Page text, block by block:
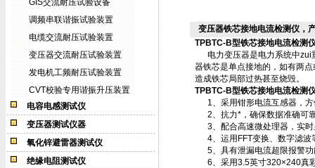
GIS交流耐压试验设备
调频串联谐振试验装置
电缆交流耐压试验装置
变压器交流耐压试验装置
发电机工频耐压试验装置
CVT校验专用谐振升压装置
电容电感测试仪
变压器测试仪器
氧化锌避雷器测试仪
绝缘电阻测试仪
变压器铁芯接地电流检测仪，
TPBTC-B型铁芯接地电流检测
电力变压器是电力系统中zui
器铁芯是单点接地的，如有两
造成铁芯局部过热甚至烧毁。
TPBTC-B型铁芯接地电流检测
1、采用钳形电流互感器，方
2、抗力*，确保数据准确可
3、配合高速微处理器，实时
4、运用FFT变换、数字滤波
5、具有泄漏电流超限报警功
6、采用3.5英寸320×240真